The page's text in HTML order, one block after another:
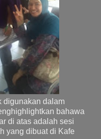
digunakan dalam
bahawa
di atas adalah sesi
yang dibuat di Kafe